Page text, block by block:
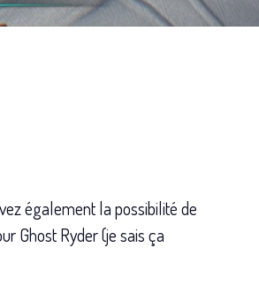
également la possibilité de
Ghost Ryder (je sais ça